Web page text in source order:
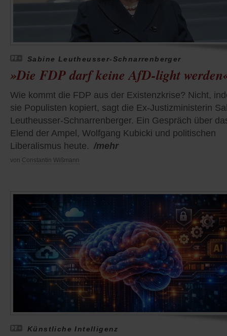
Sabine Leutheusser-Schnarrenberger
»Die FDP darf keine AfD-light
Wie kommt die FDP aus der Existenzkrise? Nicht,
sie Populisten kopiert, sagt die Ex-Justizministerin
Leutheusser-Schnarrenberger. Ein Gespräch über
Elend der Ampel, Wolfgang Kubicki und politischen
Liberalismus heute. /mehr
von Constantin Wißmann
Künstliche Intelligenz